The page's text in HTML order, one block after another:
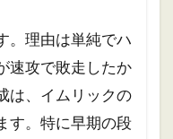
。理由は単純でハ
速攻で敗走したか
は、イムリックの
す。特に早期の段